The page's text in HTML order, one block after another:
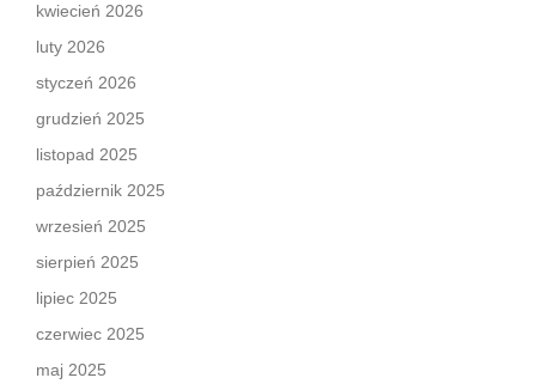
kwiecień 2026
luty 2026
styczeń 2026
grudzień 2025
listopad 2025
październik 2025
wrzesień 2025
sierpień 2025
lipiec 2025
czerwiec 2025
maj 2025